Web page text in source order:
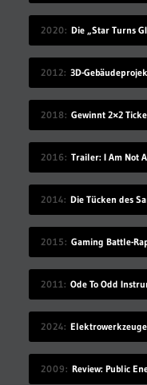
2020
2012 3D-
2018 Gewinnt 2×2
2016 Trailer: I Am Not
2014 Die Tücken des
2015 Gaming Battle-
2011 Ode To Odd
2024
2009 Review: Public